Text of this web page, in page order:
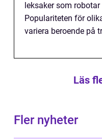
leksaker som
Populariteten för
variera beroende på
Läs
Fler nyheter